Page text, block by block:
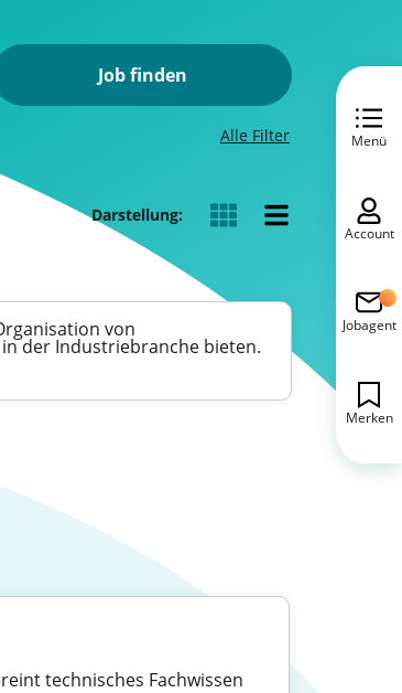
Job finden
Alle Filter
Darstellung:
von
der Industriebranche bieten.
technisches Fachwissen
Menü
Account
Jobagent
Merken